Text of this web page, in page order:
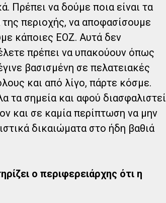
Πρέπει να δούμε ποια είναι τα
περιοχής, να αποφασίσουμε
κάποιες ΕΟΖ. Αυτά δεν
πρέπει να υπακούουν όπως
βασισμένη σε πελατειακές
και από λίγο, πάρτε κόσμε.
τα σημεία και αφού διασφαλιστεί
και σε καμία περίπτωση να μην
δικαιώματα στο ήδη βαθιά
ο περιφερειάρχης ότι η